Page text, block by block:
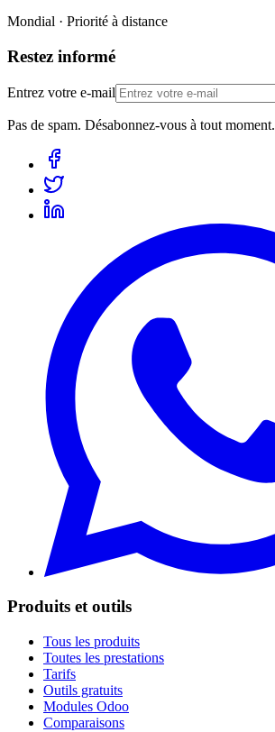
Mondial · Priorité à distance
Restez informé
Entrez votre e-mail
Pas de spam. Désabonnez-vous à tout moment.
Produits et outils
Tous les produits
Toutes les prestations
Tarifs
Outils gratuits
Modules Odoo
Comparaisons